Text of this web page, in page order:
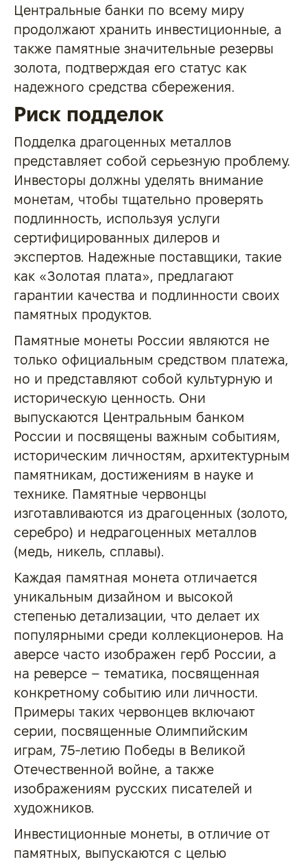
Центральные банки по всему миру
продолжают хранить инвестиционные, а
также памятные значительные резервы
золота, подтверждая его статус как
надежного средства сбережения.
Риск подделок
Подделка драгоценных металлов
представляет собой серьезную проблему.
Инвесторы должны уделять внимание
монетам, чтобы тщательно проверять
подлинность, используя услуги
сертифицированных дилеров и
экспертов. Надежные поставщики, такие
как «Золотая плата», предлагают
гарантии качества и подлинности своих
памятных продуктов.
Памятные монеты России являются не
только официальным средством платежа,
но и представляют собой культурную и
историческую ценность. Они
выпускаются Центральным банком
России и посвящены важным событиям,
историческим личностям, архитектурным
памятникам, достижениям в науке и
технике. Памятные червонцы
изготавливаются из драгоценных (золото,
серебро) и недрагоценных металлов
(медь, никель, сплавы).
Каждая памятная монета отличается
уникальным дизайном и высокой
степенью детализации, что делает их
популярными среди коллекционеров. На
аверсе часто изображен герб России, а
на реверсе – тематика, посвященная
конкретному событию или личности.
Примеры таких червонцев включают
серии, посвященные Олимпийским
играм, 75-летию Победы в Великой
Отечественной войне, а также
изображениям русских писателей и
художников.
Инвестиционные монеты, в отличие от
памятных, выпускаются с целью